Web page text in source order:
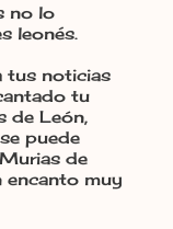
no lo
leonés.
tus noticias
tu
de León,
puede
de
encanto muy